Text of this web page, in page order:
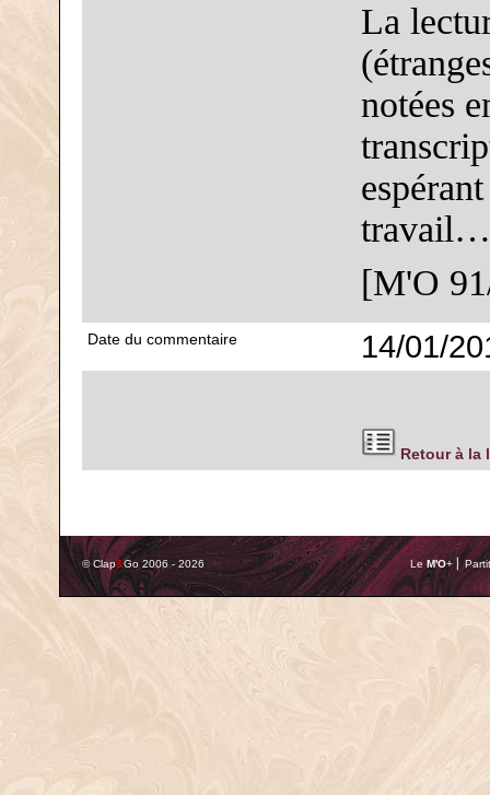
La
notées
travail…
[M'O
Date du commentaire 14/01/
Retour à la
© Clap&Go 2006 - 2026 Le M'O+ ⎢